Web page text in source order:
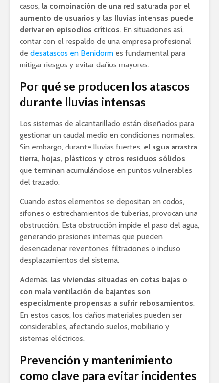
casos, la combinación de una red saturada por el
aumento de usuarios y las lluvias intensas puede
derivar en episodios críticos. En situaciones así,
contar con el respaldo de una empresa profesional
de desatascos en Benidorm es fundamental para
mitigar riesgos y evitar daños mayores.
Por qué se producen los atascos
durante lluvias intensas
Los sistemas de alcantarillado están diseñados para
gestionar un caudal medio en condiciones normales.
Sin embargo, durante lluvias fuertes, el agua arrastra
tierra, hojas, plásticos y otros residuos sólidos
que terminan acumulándose en puntos vulnerables
del trazado.
Cuando estos elementos se depositan en codos,
sifones o estrechamientos de tuberías, provocan una
obstrucción. Esta obstrucción impide el paso del agua,
generando presiones internas que pueden
desencadenar reventones, filtraciones o incluso
desplazamientos del sistema.
Además, las viviendas situadas en cotas bajas o
con mala ventilación de bajantes son
especialmente propensas a sufrir rebosamientos.
En estos casos, los daños materiales pueden ser
considerables, afectando suelos, mobiliario y
sistemas eléctricos.
Prevención y mantenimiento
como clave para evitar incidentes